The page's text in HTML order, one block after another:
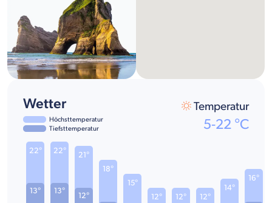
Wetter
Höchsttemperatur
Tiefsttemperatur
Temperatur
5-22 °C
13°
22°
13°
22°
12°
21°
18°
15°
12° 12° 12°
14°
16°